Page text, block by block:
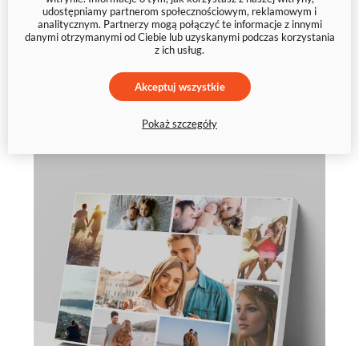
50 zł
udostępniamy partnerom społecznościowym, reklamowym i
analitycznym. Partnerzy mogą połączyć te informacje z innymi
danymi otrzymanymi od Ciebie lub uzyskanymi podczas korzystania
z ich usług.
Akceptuj wszystkie
Pokaż szczegóły